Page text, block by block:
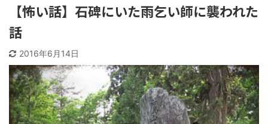
【怖い話】石碑にいた雨乞い師に襲われた
話
2016年6月14日